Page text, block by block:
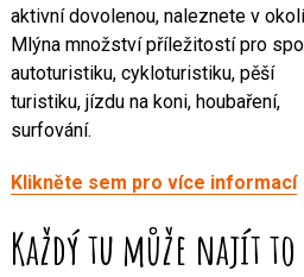
aktivní dovolenou, naleznete v okolí
Mlýna množství příležitostí pro
autoturistiku, cykloturistiku, pěší
turistiku, jízdu na koni, houbaření,
surfování.
Klikněte sem pro více informací
Každý tu může najít to